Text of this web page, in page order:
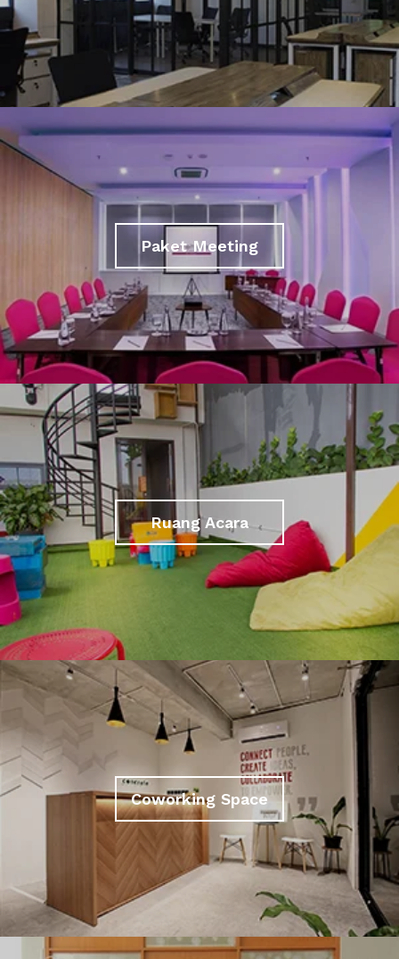
Paket Meeting
Ruang Acara
Coworking Space